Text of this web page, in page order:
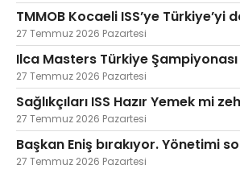
TMMOB Kocaeli ISS’ye Türkiye’yi
27 Temmuz 2026 Pazartesi
Ilca Masters Türkiye
27 Temmuz 2026 Pazartesi
Sağlıkçıları ISS Hazır Yemek mi
27 Temmuz 2026 Pazartesi
Başkan Eniş bırakıyor. Yönetimi
27 Temmuz 2026 Pazartesi